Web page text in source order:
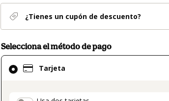
¿Tienes un cupón de descuento?
Selecciona el método de pago
Tarjeta
El
método